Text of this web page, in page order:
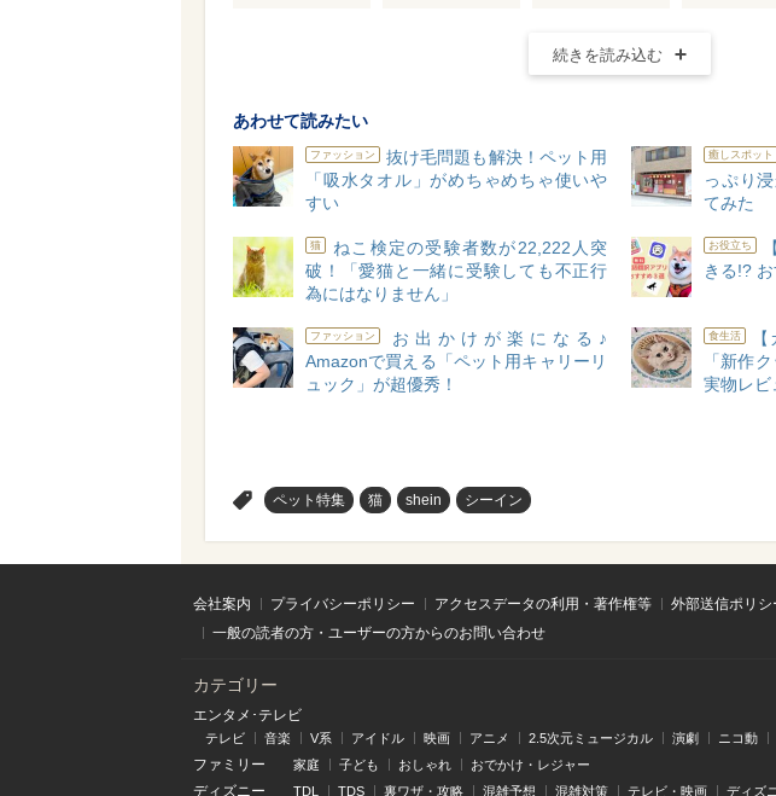
続きを読み込む
あわせて読みたい
ファッション
抜け毛問題も解決！ペット用
「吸水タオル」がめちゃめちゃ使いや
すい
癒しスポット
っぷり
てみた
猫
ねこ検定の受験者数が22,222人突
破！「愛猫と一緒に受験しても不正行
為にはなりません」
お役立ち
きる!?
ファッション
お出かけが楽になる♪
Amazonで買える「ペット用キャリーリ
ュック」が超優秀！
食生活
「新作
実物レビ
ペット特集 猫 shein シーイン
会社案内 プライバシーポリシー アクセスデータの利用・著作権等 外部送信ポリシ
一般の読者の方・ユーザーの方からのお問い合わせ
カテゴリー
エンタメ･テレビ
テレビ 音楽 V系 アイドル 映画 アニメ 2.5次元ミュージカル 演劇 ニコ動
ファミリー 家庭 子ども おしゃれ おでかけ・レジャー
ディズニー TDL TDS 裏ワザ・攻略 混雑予想 混雑対策 テレビ・映画 ディズ